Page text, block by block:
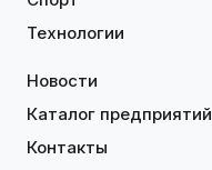
Технологии
Новости
Каталог предприятий
Контакты